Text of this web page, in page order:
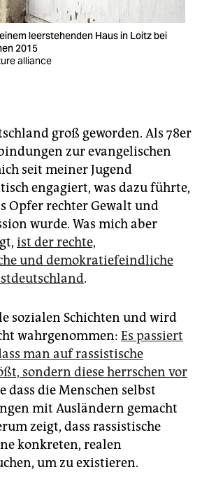
leerstehenden Haus in Loitz bei
2015
alliance
groß geworden. Als 78er
zur evangelischen
seit meiner Jugend
engagiert, was dazu führte,
Opfer rechter Gewalt und
wurde. Was mich aber
ist der rechte,
und demokratiefeindliche
.
sozialen Schichten und wird
wahrgenommen: Es passiert
man auf rassistische
sondern diese herrschen vor
dass die Menschen selbst
mit Ausländern gemacht
zeigt, dass rassistische
konkreten, realen
um zu existieren.